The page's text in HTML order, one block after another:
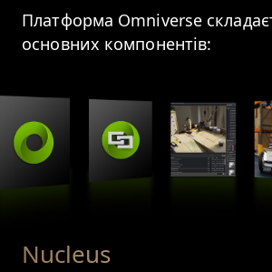
Платформа Omniverse
основних компонентів:
Nucleus